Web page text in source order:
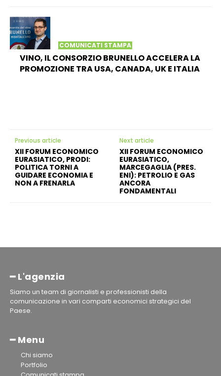
COMUNICATI STAMPA
VINO, IL CONSORZIO BRUNELLO ACCELERA LA
PROMOZIONE TRA USA, CANADA, UK E ITALIA
Previous article
XII FORUM ECONOMICO
EURASIATICO, PRODI:
POLITICA TORNI A
GUIDARE ECONOMIA E
NON A FRENARLA
Next article
XII FORUM ECONOMICO
EURASIATICO,
MARCEGAGLIA (PRES.
ENI): PETROLIO E GAS
ANCORA
FONDAMENTALI
━ L'agenzia
Siamo un team di giornalisti e professionisti della
comunicazione in vari comparti economici strategici del
Paese.
━ Menu
Chi siamo
Portfolio